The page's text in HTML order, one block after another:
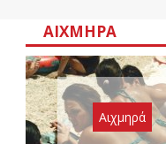
ΑΙΧΜΗΡΆ
Αιχμηρά